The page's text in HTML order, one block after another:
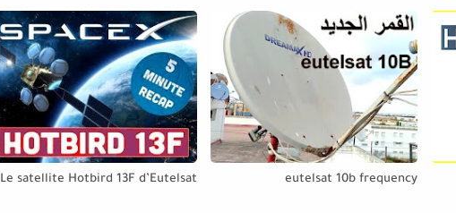
eutelsat 10b frequency
Le satellite Hotbird 13F d’Eutelsat